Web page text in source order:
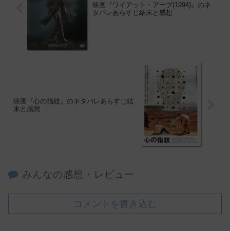
映画『ワイアット・アープ(1994)』のネ
タバレあらすじ結末と感想
映画『心の指紋』のネタバレあらすじ結
末と感想
みんなの感想・レビュー
コメントを書き込む